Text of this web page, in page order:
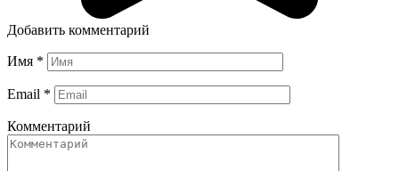
Добавить комментарий
Имя *
Email *
Комментарий